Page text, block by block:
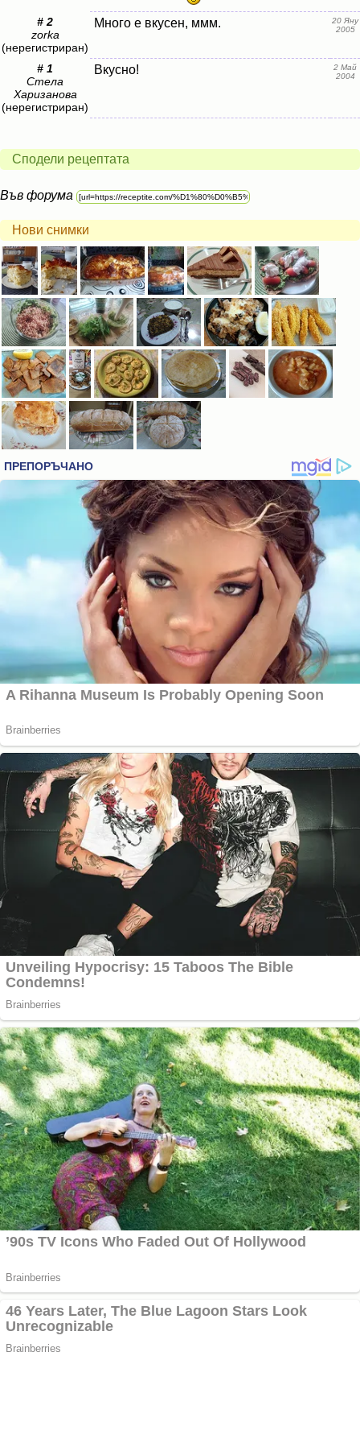
# 2
zorka
(нерегистриран)
Много е вкусен, ммм.
20 Яну
2005
# 1
Стела
Харизанова
(нерегистриран)
Вкусно!
2 Май
2004
Сподели рецептата
Във форума
Нови снимки